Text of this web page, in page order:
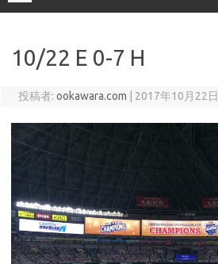
10/22 E 0-7 H
投稿者: ookawara.com 2017年10月22日